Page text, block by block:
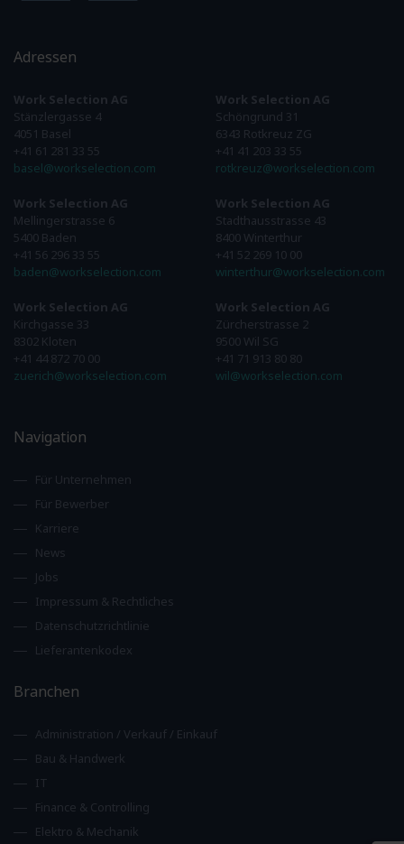
Adressen
Work Selection AG
Stänzlergasse 4
4051 Basel
+41 61 281 33 55
basel@workselection.com
Work Selection AG
Mellingerstrasse 6
5400 Baden
+41 56 296 33 55
baden@workselection.com
Work Selection AG
Kirchgasse 33
8302 Kloten
+41 44 872 70 00
zuerich@workselection.com
Work Selection AG
Schöngrund 31
6343 Rotkreuz ZG
+41 41 203 33 55
rotkreuz@workselection.com
Work Selection AG
Stadthausstrasse 43
8400 Winterthur
+41 52 269 10 00
winterthur@workselection.com
Work Selection AG
Zürcherstrasse 2
9500 Wil SG
+41 71 913 80 80
wil@workselection.com
Navigation
Für Unternehmen
Für Bewerber
Karriere
News
Jobs
Impressum & Rechtliches
Datenschutzrichtlinie
Lieferantenkodex
Branchen
Administration / Verkauf / Einkauf
Bau & Handwerk
IT
Finance & Controlling
Elektro & Mechanik